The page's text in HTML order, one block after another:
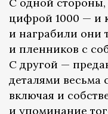
цифрой 1000 — и
и награбили они
и пленников с
С другой —
деталями весьма
включая и
и упоминание